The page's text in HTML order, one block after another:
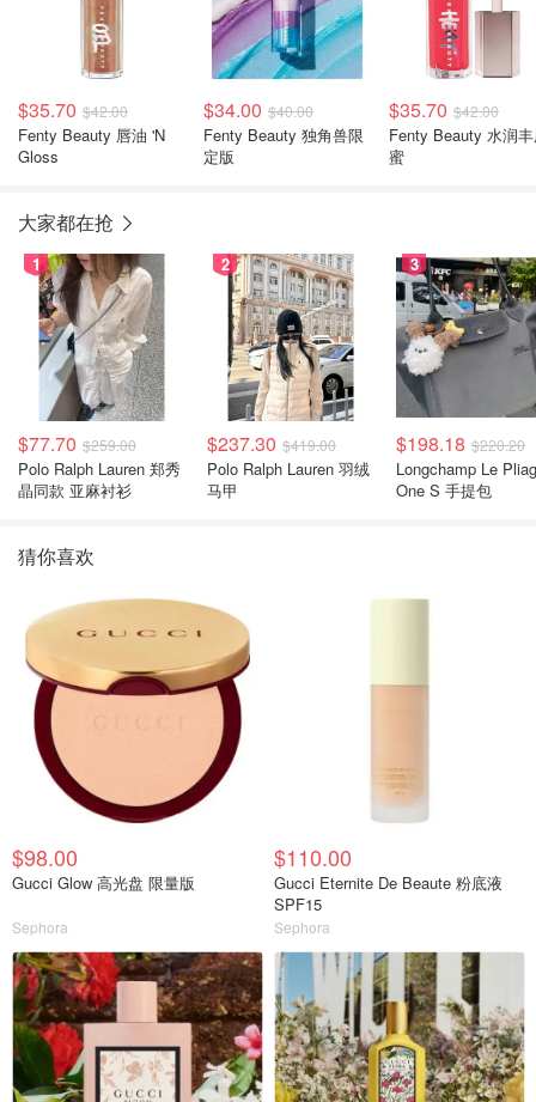
$35.70 $42.00
Fenty Beauty 唇油 'N
Gloss
$34.00 $40.00
Fenty Beauty 独角兽限
定版
$35.70 $42.00
Fenty Beauty 水润
蜜
大家都在抢
1
$77.70 $259.00
Polo Ralph Lauren 郑秀
晶同款 亚麻衬衫
2
$237.30 $419.00
Polo Ralph Lauren 羽绒
马甲
3
$198.18 $220.20
Longchamp Le
One S 手提包
猜你喜欢
$98.00
Gucci Glow 高光盘 限量版
Sephora
$110.00
Gucci Eternite De Beaute 粉底液
SPF15
Sephora